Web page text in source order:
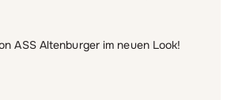
ASS Altenburger im neuen Look!